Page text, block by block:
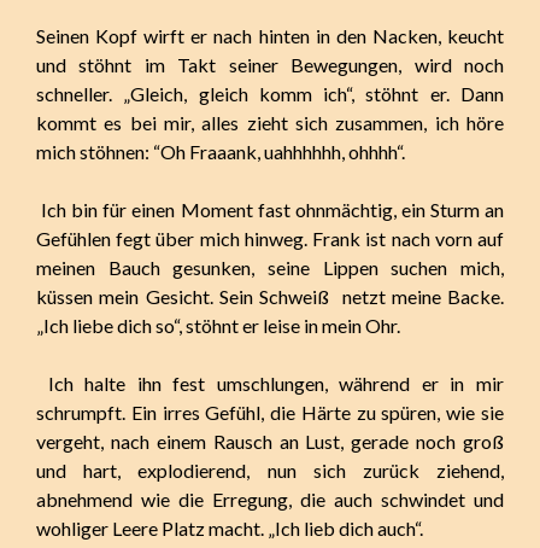
Seinen Kopf wirft er nach hinten in den Nacken, keucht
und stöhnt im Takt seiner Bewegungen, wird noch
schneller. „Gleich, gleich komm ich“, stöhnt er. Dann
kommt es bei mir, alles zieht sich zusammen, ich höre
mich stöhnen: “Oh Fraaank, uahhhhhh, ohhhh“.
Ich bin für einen Moment fast ohnmächtig, ein Sturm an
Gefühlen fegt über mich hinweg. Frank ist nach vorn auf
meinen Bauch gesunken, seine Lippen suchen mich,
küssen mein Gesicht. Sein Schweiß netzt meine Backe.
„Ich liebe dich so“, stöhnt er leise in mein Ohr.
Ich halte ihn fest umschlungen, während er in mir
schrumpft. Ein irres Gefühl, die Härte zu spüren, wie sie
vergeht, nach einem Rausch an Lust, gerade noch groß
und hart, explodierend, nun sich zurück ziehend,
abnehmend wie die Erregung, die auch schwindet und
wohliger Leere Platz macht. „Ich lieb dich auch“.